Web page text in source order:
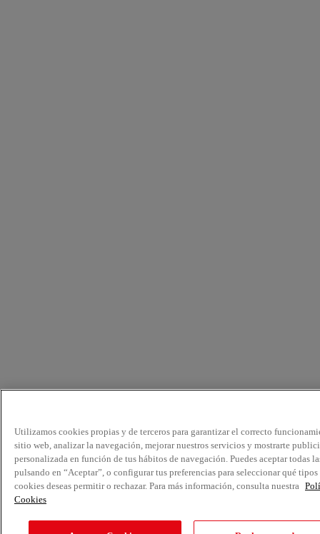
Utilizamos cookies propias y de terceros para garantizar el correcto
sitio web, analizar la navegación, mejorar nuestros servicios y mostrarte
personalizada en función de tus hábitos de navegación. Puedes aceptar todas
pulsando en “Aceptar”, o configurar tus preferencias para seleccionar qué tipos
cookies deseas permitir o rechazar. Para más información, consulta nuestra
Cookies